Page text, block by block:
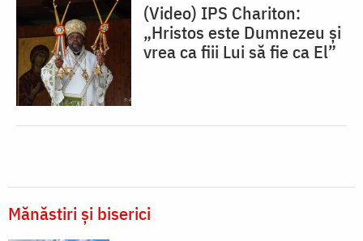
(Video) IPS Chariton:
„Hristos este Dumnezeu și
vrea ca fiii Lui să fie ca El”
Mănăstiri și biserici